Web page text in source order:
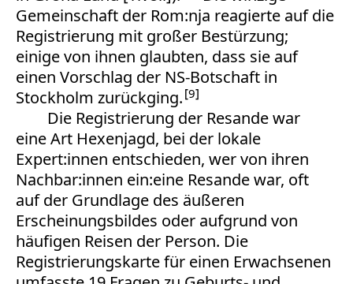
Gemeinschaft der Rom:nja reagierte auf die
Registrierung mit großer Bestürzung;
einige von ihnen glaubten, dass sie auf
einen Vorschlag der NS-Botschaft in
Stockholm zurückging. 9
Die Registrierung der Resande war
eine Art Hexenjagd, bei der lokale
Expert:innen entschieden, wer von ihren
Nachbar:innen ein:eine Resande war, oft
auf der Grundlage des äußeren
Erscheinungsbildes oder aufgrund von
häufigen Reisen der Person. Die
Registrierungskarte für einen Erwachsenen